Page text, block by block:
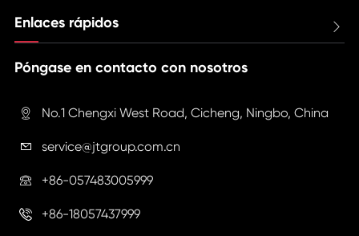
Enlaces rápidos 
Póngase en contacto con nosotros
 No.1 Chengxi West Road, Cicheng, Ningbo, China
 service@jtgroup.com.cn
 +86-057483005999
 +86-18057437999